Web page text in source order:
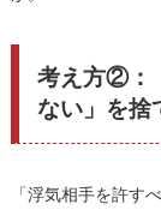
考え方②：
ない」を捨
「浮気相手を許す